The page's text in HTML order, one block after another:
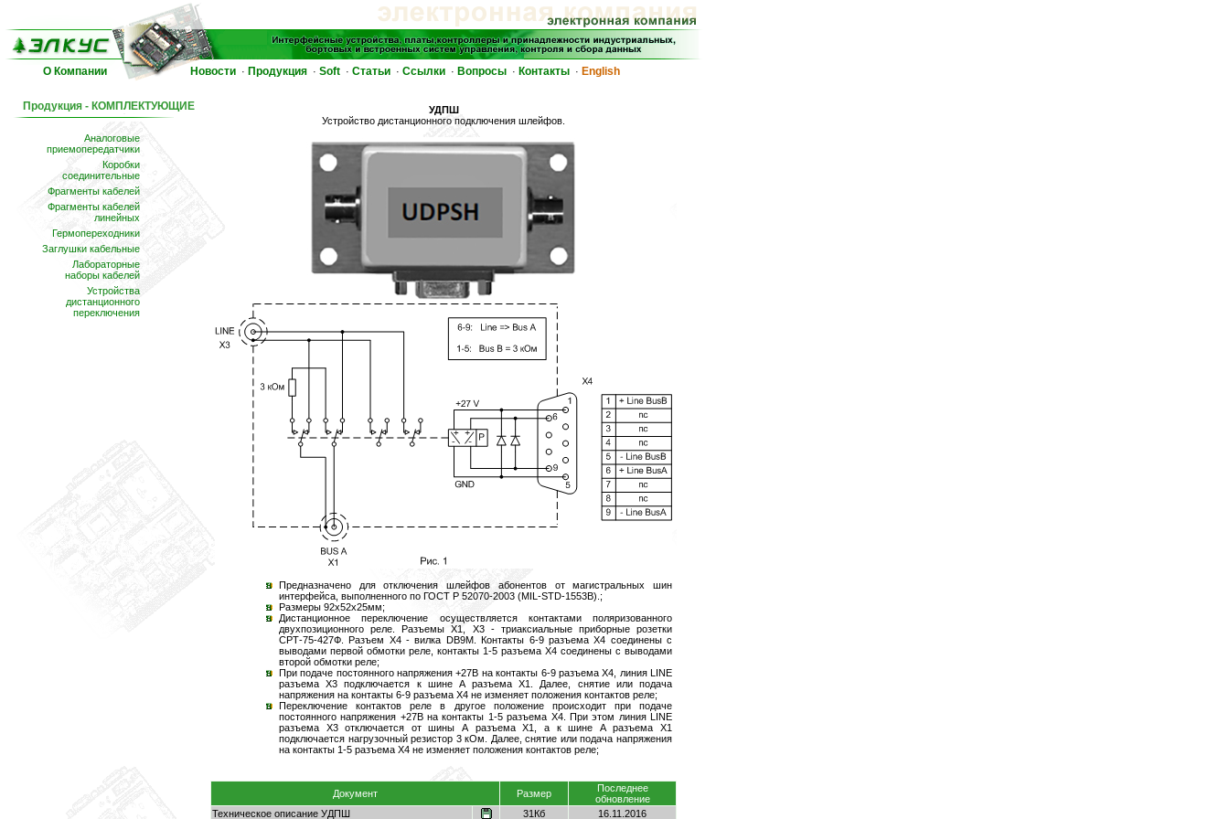
О Компании Новости · Продукция · Soft · Статьи · Ссылки · Вопросы · Контакты · English
Продукция - КОМПЛЕКТУЮЩИЕ
Аналоговые
приемопередатчики
Коробки
соединительные
Фрагменты кабелей
Фрагменты кабелей
линейных
Гермопереходники
Заглушки кабельные
Лабораторные
наборы кабелей
Устройства
дистанционного
переключения
УДПШ
Устройство дистанционного подключения шлейфов.
Предназначено для отключения шлейфов абонентов от магистральных шин
интерфейса, выполненного по ГОСТ Р 52070-2003 (MIL-STD-1553B).;
Размеры 92x52x25мм;
Дистанционное переключение осуществляется контактами поляризованного
двухпозиционного реле. Разъемы Х1, Х3 - триаксиальные приборные розетки
СРТ-75-427Ф. Разъем Х4 - вилка DB9M. Контакты 6-9 разъема Х4 соединены с
выводами первой обмотки реле, контакты 1-5 разъема Х4 соединены с выводами
второй обмотки реле;
При подаче постоянного напряжения +27В на контакты 6-9 разъема Х4, линия LINE
разъема Х3 подключается к шине А разъема Х1. Далее, снятие или подача
напряжения на контакты 6-9 разъема Х4 не изменяет положения контактов реле;
Переключение контактов реле в другое положение происходит при подаче
постоянного напряжения +27В на контакты 1-5 разъема Х4. При этом линия LINE
разъема Х3 отключается от шины А разъема Х1, а к шине А разъема Х1
подключается нагрузочный резистор 3 кОм. Далее, снятие или подача напряжения
на контакты 1-5 разъема Х4 не изменяет положения контактов реле;
Документ Размер
Последнее
обновление
Техническое описание УДПШ
31Кб 16.11.2016